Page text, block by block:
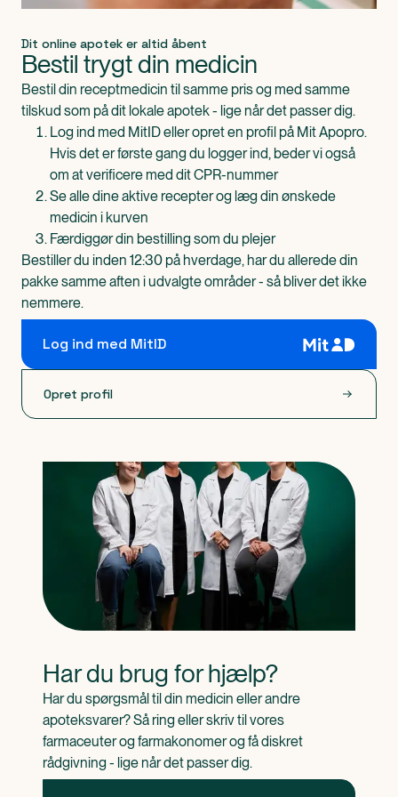
Dit online apotek er altid åbent
Bestil trygt din medicin
Bestil din receptmedicin til samme pris og med samme
tilskud som på dit lokale apotek - lige når det passer dig.
Log ind med MitID eller opret en profil på Mit Apopro.
Hvis det er første gang du logger ind, beder vi også
om at verificere med dit CPR-nummer
Se alle dine aktive recepter og læg din ønskede
medicin i kurven
Færdiggør din bestilling som du plejer
Bestiller du inden 12:30 på hverdage, har du allerede din
pakke samme aften i udvalgte områder - så bliver det ikke
nemmere.
Log ind med MitID
Opret profil
Har du brug for hjælp?
Har du spørgsmål til din medicin eller andre
apoteksvarer? Så ring eller skriv til vores
farmaceuter og farmakonomer og få diskret
rådgivning - lige når det passer dig.